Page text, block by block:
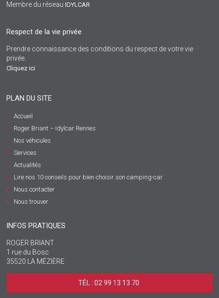
Membre du réseauIDYLCAR
Respect de la vie privée
Prendre connaissance des conditions du respect de votre vie
privée.
Cliquez ici
PLAN DU SITE
Accueil
Roger Briant – Idylcar Rennes
Nos véhicules
Services
Actualités
Lire nos 10 conseils pour bien choisir son camping-car
Nous contacter
Nous trouver
INFOS PRATIQUES
ROGER BRIANT
1 rue du Bosc
35520 LA MÉZIÈRE
TÉL : 02 99 13 13 70 ‎